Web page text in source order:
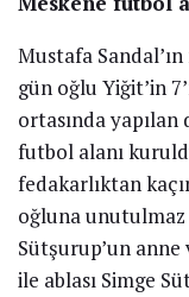
Mustafa
gün oğlu Yiğit’in
ortasında
futbol alanı
fedakarlıktan
oğluna
Sütşurup’un anne
ile ablası Simge